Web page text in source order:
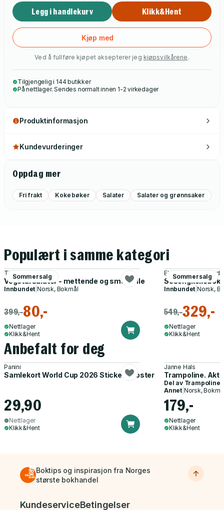
Legg i handlekurv Klikk&Hent
Kjøp med
Ved å fullføre kjøpet aksepterer jeg kjøpsvilkårene .
Tilgjengelig i 144 butikker
På nettlager. Sendes normalt innen 1-2 virkedager
Produktinformasjon
Kundevurderinger
Oppdag mer
Fri frakt Kokebøker Salater Salater og grønnsaker
Populært i samme kategori
Sommersalg
Therese Elgquist
Vegetarsalater - mettende og smakfulle
Innbundet |Norsk, Bokmål
399,-80,-
Nettlager
Klikk&Hent
Sommersalg
Elisabeth Fagerland
Innbundet Norsk,
549,-329,-
Nettlager
Klikk&Hent
Anbefalt for deg
Panini
Samlekort World Cup 2026 Sticker Booster
29,90
Nettlager
Klikk&Hent
Janne Hals
Trampoline.
Del av Trampoline
Annet| Norsk,
179,-
Nettlager
Klikk&Hent
Boktips og inspirasjon fra Norges
største bokhandel
Bunnmeny
KundeserviceBetingelser